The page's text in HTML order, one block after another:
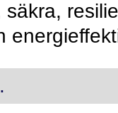
säkra,